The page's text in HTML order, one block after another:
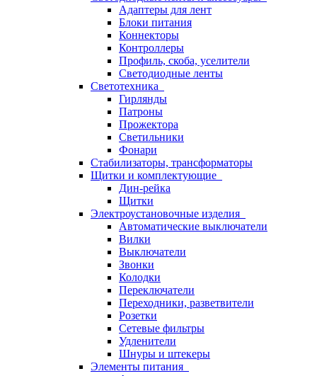
Адаптеры для лент
Блоки питания
Коннекторы
Контроллеры
Профиль, скоба, уселители
Светодиодные ленты
Светотехника
Гирлянды
Патроны
Прожектора
Светильники
Фонари
Стабилизаторы, трансформаторы
Щитки и комплектующие
Дин-рейка
Щитки
Электроустановочные изделия
Автоматические выключатели
Вилки
Выключатели
Звонки
Колодки
Переключатели
Переходники, разветвители
Розетки
Сетевые фильтры
Удленители
Шнуры и штекеры
Элементы питания